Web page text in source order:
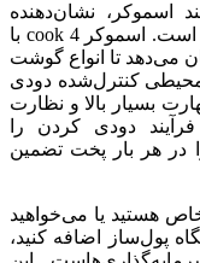
اسموکر، نشان‌دهنده
حرفه‌ای بودن و به‌روز بودن کسب‌وکارتان است. اسموکر 4 cook با
می‌دهد تا انواع گوشت
کنترل‌شده دودی
بسیار بالا و نظارت
دودی کردن را
در هر بار پخت تضمین
هستید یا می‌خواهید
پول‌ساز اضافه کنید،